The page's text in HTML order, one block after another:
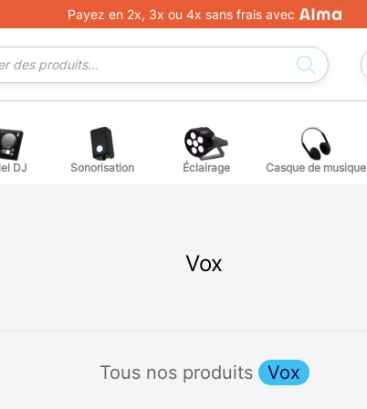
Payez en 2x, 3x ou 4x sans frais avec
DJ Sonorisation Éclairage Casque de musique
Vox
Tous nos produits Vox